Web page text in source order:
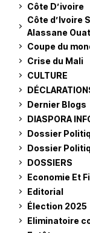
Côte D’ivoire
Côte d’Ivoire
Alassane
Coupe du
Crise du Mali
CULTURE
Dernier Blogs
DIASPORA
Dossier
Dossier
DOSSIERS
Economie Et
Editorial
Élection 2025
Eliminatoire